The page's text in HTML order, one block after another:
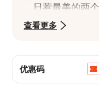
日惹最美的两
游览建于9世纪
参观普兰巴南
的印度教寺庙群
查看更多
优惠码